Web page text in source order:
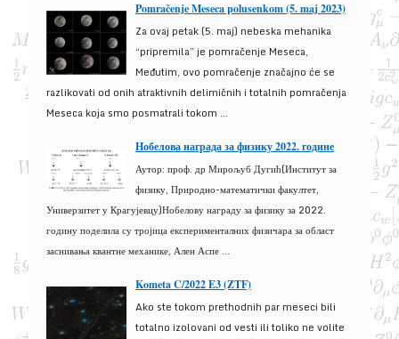
Pomračenje Meseca polusenkom (5. maj 2023)
Za ovaj petak (5. maj) nebeska mehanika
“pripremila” je pomračenje Meseca,
Međutim, ovo pomračenje značajno će se
razlikovati od onih atraktivnih delimičnih i totalnih pomračenja
Meseca koja smo posmatrali tokom ...
Нобелова награда за физику 2022. године
Аутор: проф. др Мирољуб Дугић(Институт за
физику, Природно-математички факултет,
Универзитет у Крагујевцу)Нобелову награду за физику за 2022.
годину поделила су тројица експерименталних физичара за област
заснивања квантне механике, Ален Аспе ...
Kometa C/2022 E3 (ZTF)
Ako ste tokom prethodnih par meseci bili
totalno izolovani od vesti ili toliko ne volite